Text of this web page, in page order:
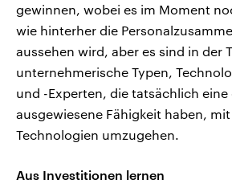
gewinnen, wobei es im Moment
wie hinterher die
aussehen wird, aber es sind in der
unternehmerische Typen,
und -Experten, die tatsächlich eine
ausgewiesene Fähigkeit haben,
Technologien umzugehen.
Aus Investitionen lernen